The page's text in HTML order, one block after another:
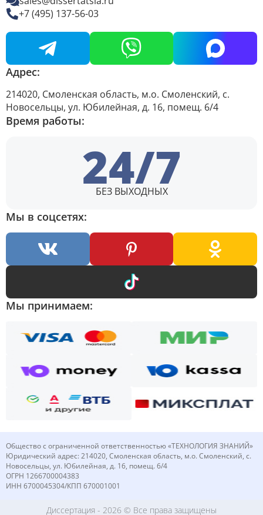
+7 (495) 137-56-03
Адрес:
214020, Смоленская область, м.о. Смоленский, с.
Новосельцы, ул. Юбилейная, д. 16, помещ. 6/4
Время работы:
24/7
БЕЗ ВЫХОДНЫХ
Мы в соцсетях:
Мы принимаем:
Общество с ограниченной ответственностью «ТЕХНОЛОГИЯ ЗНАНИЙ»
Юридический адрес: 214020, Смоленская область, м.о. Смоленский, с.
Новосельцы, ул. Юбилейная, д. 16, помещ. 6/4
ОГРН 1266700004383
ИНН 6700045304/КПП 670001001
Диссертация - 2026 © Все права защищены